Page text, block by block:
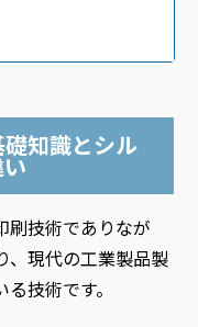
知識とシル
刷技術でありなが
、現代の工業製品製
技術です。